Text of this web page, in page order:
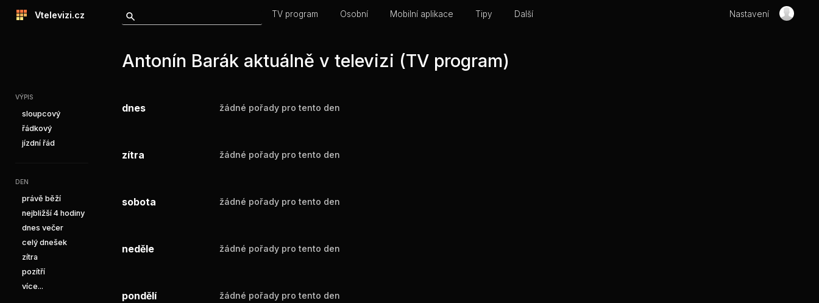
Vtelevizi.cz TV program Osobní Mobilní aplikace Tipy Další Nastavení
VÝPIS
sloupcový
řádkový
jízdní řád
DEN
právě běží
nejbližší 4 hodiny
dnes večer
celý dnešek
zítra
pozítří
více...
Antonín Barák aktuálně v televizi (TV program)
dnes žádné pořady pro tento den
zítra žádné pořady pro tento den
sobota žádné pořady pro tento den
neděle žádné pořady pro tento den
pondělí žádné pořady pro tento den